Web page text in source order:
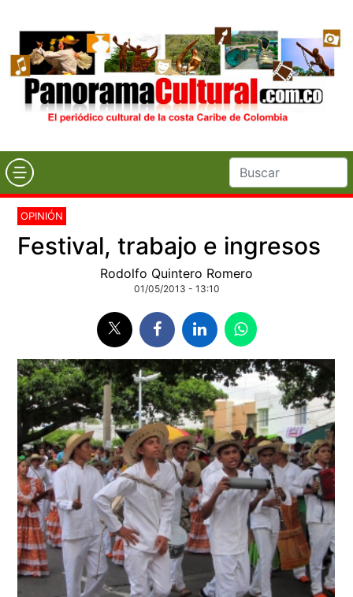
OPINIÓN
Festival, trabajo e ingresos
Rodolfo Quintero Romero
01/05/2013 - 13:10